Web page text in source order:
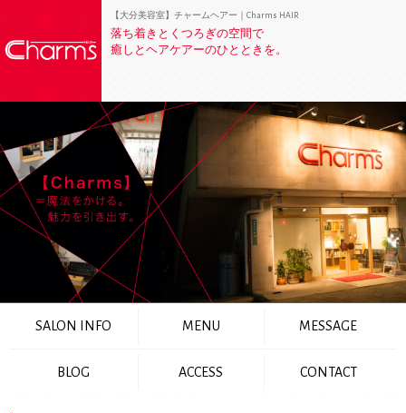
【大分美容室】チャームヘアー｜Charms HAIR
落ち着きとくつろぎの空間で
癒しとヘアケアーのひとときを。
SALON INFO MENU MESSAGE
BLOG ACCESS CONTACT